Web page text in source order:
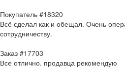
Покупатель #18320
Всё сделал как и обещал. Очень
сотрудничеству.
Заказ #17703
Все отлично. продавца рекомендую